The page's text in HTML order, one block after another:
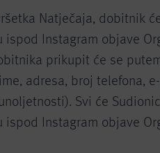
Natječaja, dobitnik
ispod Instagram objave
prikupit će se
adresa, broj telefona,
Svi će
ispod Instagram objave